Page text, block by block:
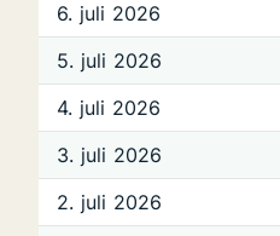
6. juli 2026
5. juli 2026
4. juli 2026
3. juli 2026
2. juli 2026